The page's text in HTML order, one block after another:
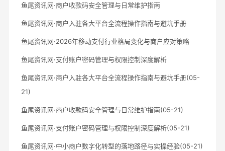
鱼尾资讯网·商户收款码安全管理与日常维护指南
鱼尾资讯网·商户入驻各大平台全流程操作指南与避坑手册
鱼尾资讯网·2026年移动支付行业格局变化与商户应对策略
鱼尾资讯网·支付账户密码管理与权限控制深度解析
鱼尾资讯网·商户入驻各大平台全流程操作指南与避坑手册(05-
21)
鱼尾资讯网·商户收款码安全管理与日常维护指南(05-21)
鱼尾资讯网·支付账户密码管理与权限控制深度解析(05-21)
鱼尾资讯网·中小商户数字化转型的落地路径与实操经验(05-21)